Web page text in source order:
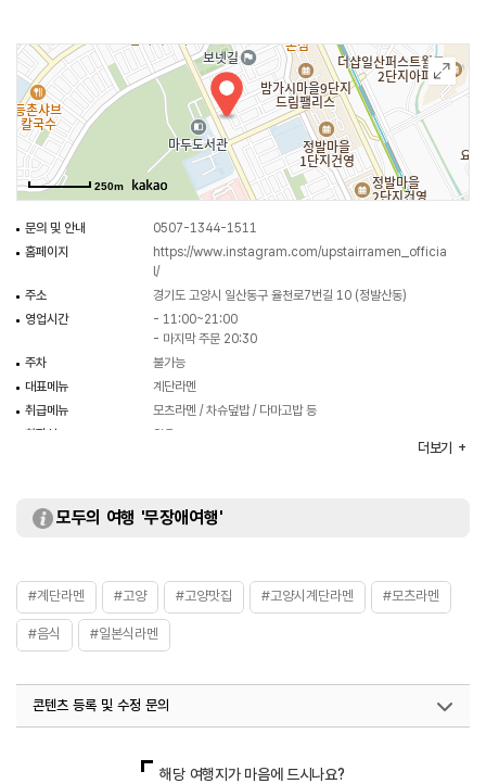
250m
문의 및 안내
0507-1344-1511
홈페이지
https://www.instagram.com/upstairramen_officia
l/
주소
경기도 고양시 일산동구 율천로7번길 10 (정발산동)
영업시간
- 11:00~21:00
- 마지막 주문 20:30
주차
불가능
대표메뉴
계단라멘
취급메뉴
모츠라멘 / 차슈덮밥 / 다마고밥 등
화장실
있음
더보기
모두의 여행 '무장애여행'
#계단라멘 #고양 #고양맛집 #고양시계단라멘 #모츠라멘
#음식 #일본식라멘
콘텐츠 등록 및 수정 문의
해당 여행지가 마음에 드시나요?